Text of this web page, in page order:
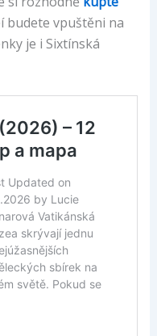
budete vpuštěni na
je i Sixtínská